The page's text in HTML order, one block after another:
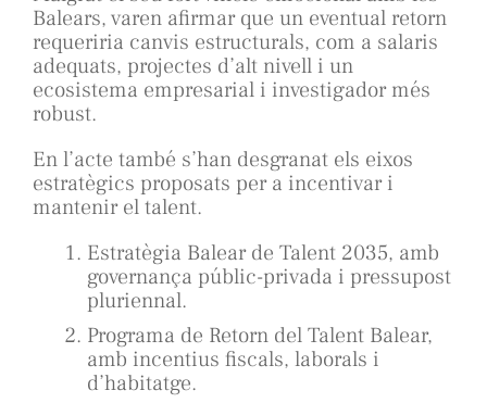
Balears, varen afirmar que un eventual retorn
requeriria canvis estructurals, com a salaris
adequats, projectes d’alt nivell i un
ecosistema empresarial i investigador més
robust.
En l’acte també s’han desgranat els eixos
estratègics proposats per a incentivar i
mantenir el talent.
Estratègia Balear de Talent 2035, amb
governança públic-privada i pressupost
pluriennal.
Programa de Retorn del Talent Balear,
amb incentius fiscals, laborals i
d’habitatge.